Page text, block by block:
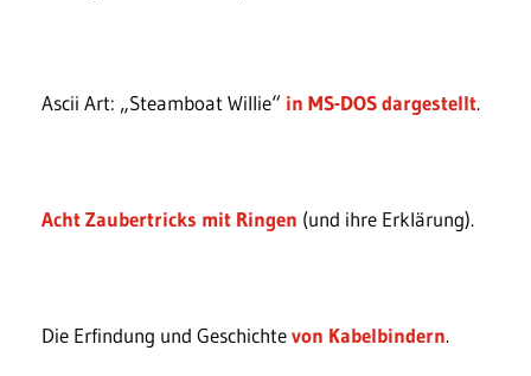
Ascii Art: „Steamboat Willie“ in MS-DOS dargestellt.
Acht Zaubertricks mit Ringen (und ihre Erklärung).
Die Erfindung und Geschichtevon Kabelbindern.